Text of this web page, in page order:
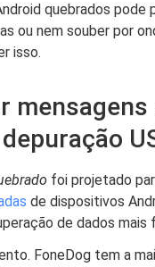
quebrados
ou nem souber por
isso.
foi projetado
de dispositivos
de dados mais
FoneDog tem a